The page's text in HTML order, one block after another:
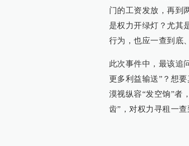
门的工资发放，再到
是权力开绿灯？尤其
行为，也应一查到底
此次事件中，最该追
更多利益输送”？想
漠视纵容“发空饷”者
齿”，对权力寻租一